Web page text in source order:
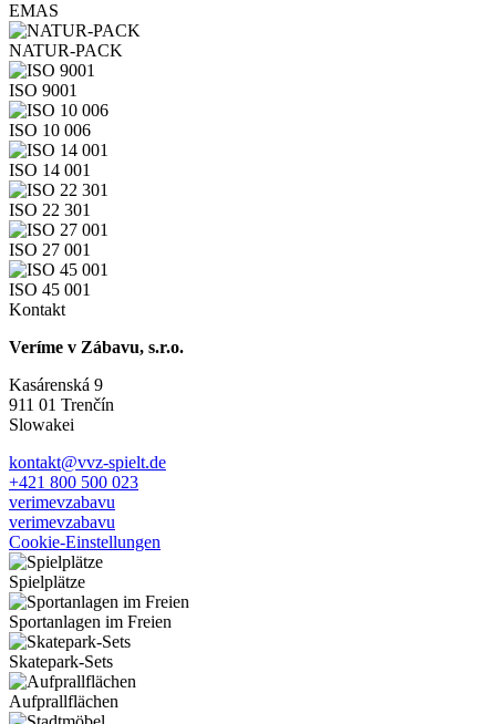
EMAS
NATUR-PACK
ISO 9001
ISO 10 006
ISO 14 001
ISO 22 301
ISO 27 001
ISO 45 001
Kontakt
Veríme v Zábavu, s.r.o.
Kasárenská 9
911 01 Trenčín
Slowakei
kontakt@vvz-spielt.de
+421 800 500 023
verimevzabavu
verimevzabavu
Cookie-Einstellungen
Spielplätze
Sportanlagen im Freien
Skatepark-Sets
Aufprallflächen